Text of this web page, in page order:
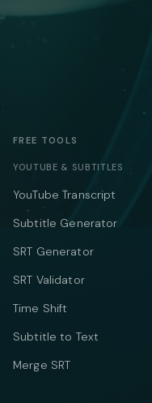
FREE TOOLS
YOUTUBE & SUBTITLES
YouTube Transcript
Subtitle Generator
SRT Generator
SRT Validator
Time Shift
Subtitle to Text
Merge SRT